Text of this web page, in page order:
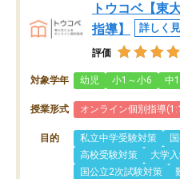
トウコベ【東
指導】
詳しく
評価
対象学年 幼児 小1～小6 中
授業形式 オンライン個別指導
目的 私立中学受験対策
高校受験対策
大学
国公立2次試験対策